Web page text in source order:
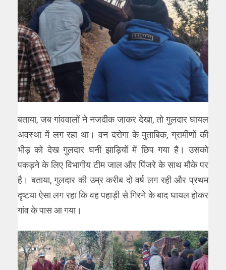
बताया, जब गांववालों ने नजदीक जाकर देखा, तो गुलदार घायल
अवस्था में लग रहा था। वन दरोगा के मुताबिक, ग्रामीणों की
भीड़ को देख गुलदार घनी झाड़ियों में छिप गया है। उसको
पकड़ने के लिए विभागीय टीम जाल और पिंजरे के साथ मौके पर
है। बताया, गुलदार की उम्र करीब दो वर्ष लग रही और प्रथम
दृष्टया ऐसा लग रहा कि वह पहाड़ी से गिरने के बाद घायल होकर
गांव के पास आ गया।